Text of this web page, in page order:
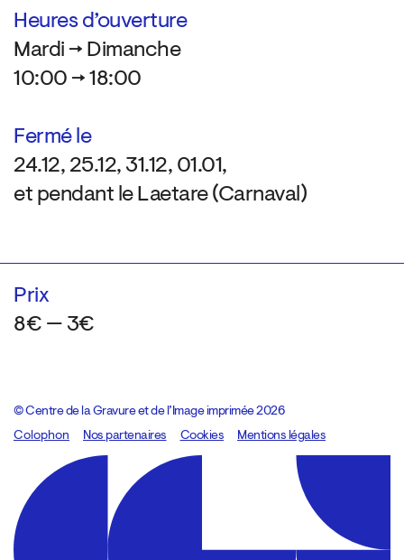
Heures d’ouverture
Mardi → Dimanche
10:00 → 18:00
Fermé le
24.12, 25.12, 31.12, 01.01,
et pendant le Laetare (Carnaval)
Prix
8€ — 3€
© Centre de la Gravure et de l’Image imprimée 2026
Colophon
Design:Marcel Kaczmarek, code:8080.studio
Nos partenaires Cookies Mentions légales